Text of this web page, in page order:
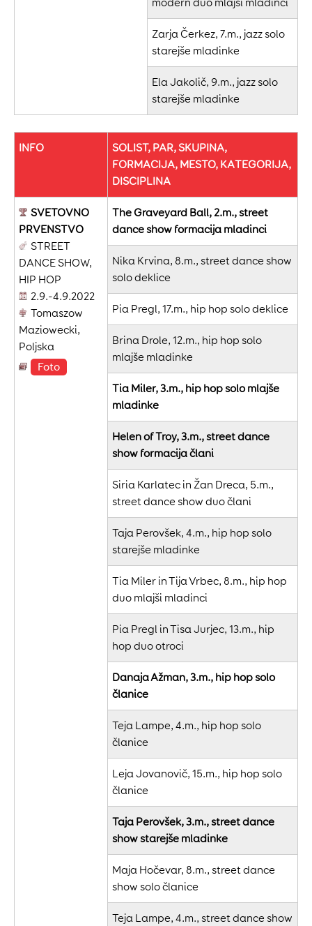
modern duo mlajši mladinci
Zarja Čerkez, 7.m., jazz solo
starejše mladinke
Ela Jakolič, 9.m., jazz solo
starejše mladinke
INFO
SOLIST, PAR, SKUPINA,
FORMACIJA, MESTO, KATEGORIJA,
DISCIPLINA
SVETOVNO
PRVENSTVO
STREET
DANCE SHOW,
HIP HOP
2.9.-4.9.2022
Tomaszow
Maziowecki,
Poljska
Foto
The Graveyard Ball, 2.m., street
dance show formacija mladinci
Nika Krvina, 8.m., street dance show
solo deklice
Pia Pregl, 17.m., hip hop solo deklice
Brina Drole, 12.m., hip hop solo
mlajše mladinke
Tia Miler, 3.m., hip hop solo mlajše
mladinke
Helen of Troy, 3.m., street dance
show formacija člani
Siria Karlatec in Žan Dreca, 5.m.,
street dance show duo člani
Taja Perovšek, 4.m., hip hop solo
starejše mladinke
Tia Miler in Tija Vrbec, 8.m., hip hop
duo mlajši mladinci
Pia Pregl in Tisa Jurjec, 13.m., hip
hop duo otroci
Danaja Ažman, 3.m., hip hop solo
članice
Teja Lampe, 4.m., hip hop solo
članice
Leja Jovanovič, 15.m., hip hop solo
članice
Taja Perovšek, 3.m., street dance
show starejše mladinke
Maja Hočevar, 8.m., street dance
show solo članice
Teja Lampe, 4.m., street dance show